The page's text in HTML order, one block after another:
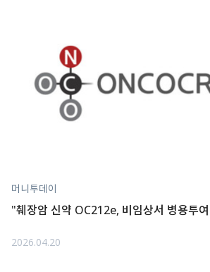
머니투데이
"췌장암 신약 OC212e, 비임상서 병용투
2026.04.20